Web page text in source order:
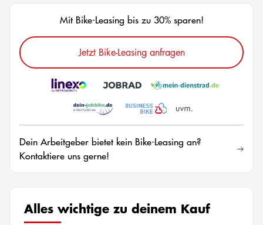
Mit Bike-Leasing bis zu 30% sparen!
Jetzt Bike-Leasing anfragen
Dein Arbeitgeber bietet kein Bike-Leasing an?
Kontaktiere uns gerne!
Alles wichtige zu deinem Kauf